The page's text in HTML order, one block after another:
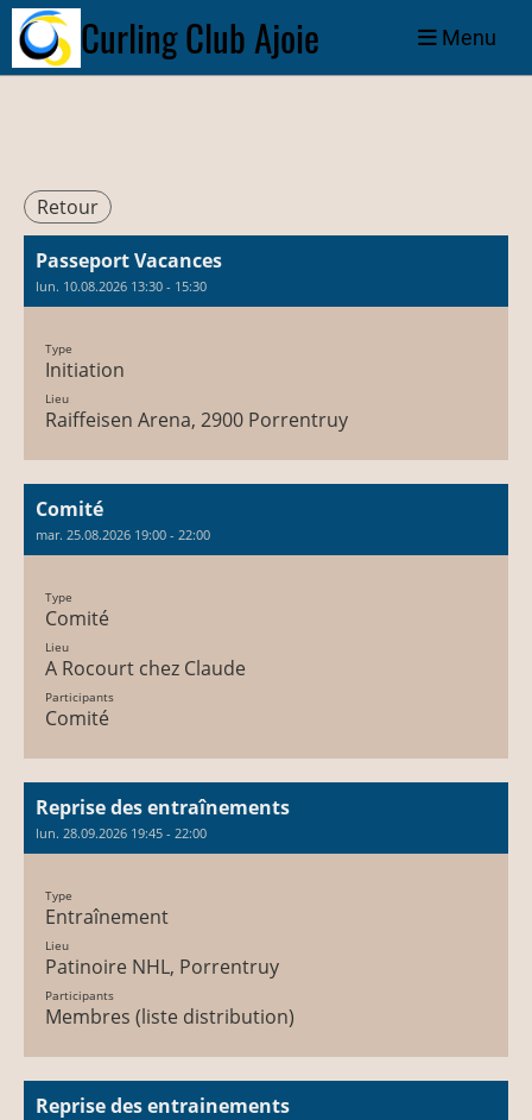
Curling Club Ajoie Menu
Retour
Passeport Vacances
lun. 10.08.2026 13:30 - 15:30
Type
Initiation
Lieu
Raiffeisen Arena, 2900 Porrentruy
Comité
mar. 25.08.2026 19:00 - 22:00
Type
Comité
Lieu
A Rocourt chez Claude
Participants
Comité
Reprise des entraînements
lun. 28.09.2026 19:45 - 22:00
Type
Entraînement
Lieu
Patinoire NHL, Porrentruy
Participants
Membres (liste distribution)
Reprise des entrainements